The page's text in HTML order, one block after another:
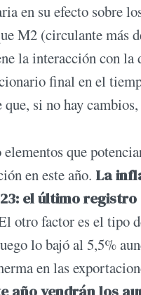
en su efecto sobre
M2 (circulante
la interacción con
final en el
si no hay
que
en este año. La
el último
otro factor es el tipo
lo bajó al 5,5%
en las